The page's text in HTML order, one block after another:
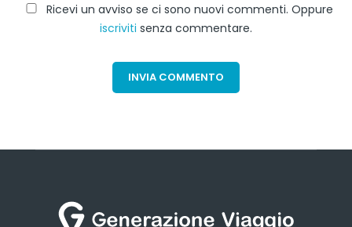
Ricevi un avviso se ci sono nuovi commenti. Oppure
iscriviti senza commentare.